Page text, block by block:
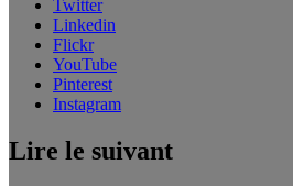
Twitter
Linkedin
Flickr
YouTube
Pinterest
Instagram
Lire le suivant